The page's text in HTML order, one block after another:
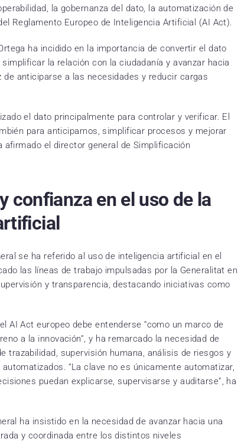
la gobernanza del dato, la automatización de
Reglamento Europeo de Inteligencia Artificial (AI Act).
ha incidido en la importancia de convertir el dato
la relación con la ciudadanía y avanzar hacia
de anticiparse a las necesidades y reducir cargas
el dato principalmente para controlar y verificar. El
para anticiparnos, simplificar procesos y mejorar
afirmado el director general de Simplificación
confianza en el uso de la
se ha referido al uso de inteligencia artificial en el
las líneas de trabajo impulsadas por la Generalitat en
y transparencia, destacando iniciativas como
AI Act europeo debe entenderse “como un marco de
a la innovación”, y ha remarcado la necesidad de
trazabilidad, supervisión humana, análisis de riesgos y
“La clave no es únicamente automatizar,
puedan explicarse, supervisarse y auditarse”, ha
ha insistido en la necesidad de avanzar hacia una
y coordinada entre los distintos niveles